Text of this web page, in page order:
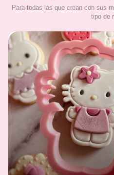
Para todas las que crean con sus
tipo de